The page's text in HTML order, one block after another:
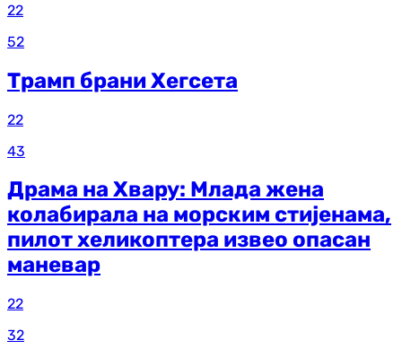
22
52
Трамп брани Хегсета
22
43
Драма на Хвару: Млада жена
колабирала на морским стијенама,
пилот хеликоптера извео опасан
маневар
22
32